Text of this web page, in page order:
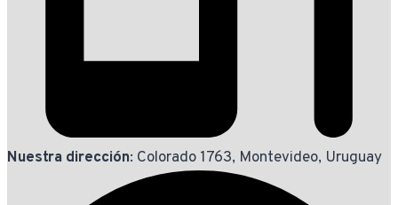
Nuestra dirección: Colorado 1763, Montevideo, Uruguay